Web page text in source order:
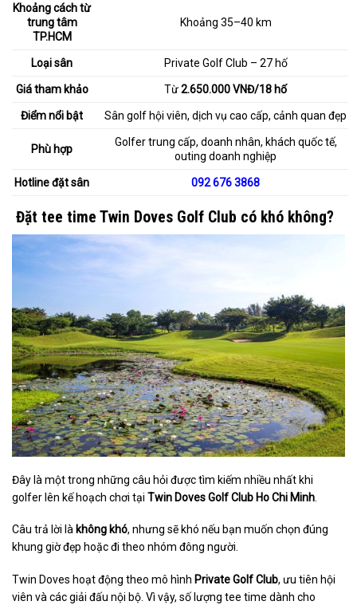
Khoảng cách từ
trung tâm
TP.HCM
Khoảng 35–40 km
Loại sân Private Golf Club – 27 hố
Giá tham khảo Từ2.650.000 VNĐ/18 hố
Điểm nổi bật Sân golf hội viên, dịch vụ cao cấp, cảnh quan đẹp
Phù hợp
Golfer trung cấp, doanh nhân, khách quốc tế,
outing doanh nghiệp
Hotline đặt sân 092 676 3868
Đặt tee time Twin Doves Golf Club có khó không?
Đây là một trong những câu hỏi được tìm kiếm nhiều nhất khi
golfer lên kế hoạch chơi tại Twin Doves Golf Club Ho Chi Minh.
Câu trả lời là không khó, nhưng sẽ khó nếu bạn muốn chọn đúng
khung giờ đẹp hoặc đi theo nhóm đông người.
Twin Doves hoạt động theo mô hình Private Golf Club, ưu tiên hội
viên và các giải đấu nội bộ. Vì vậy, số lượng tee time dành cho